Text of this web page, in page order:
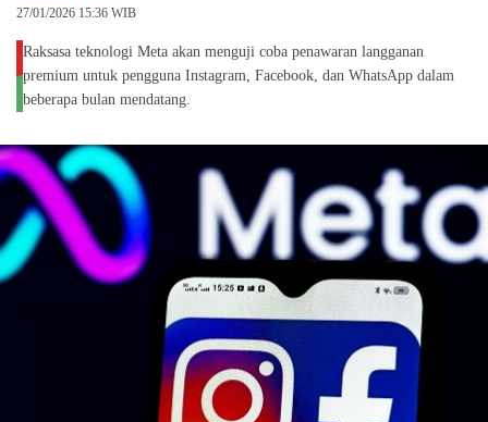
27/01/2026 15:36 WIB
Raksasa teknologi Meta akan menguji coba penawaran langganan
premium untuk pengguna Instagram, Facebook, dan WhatsApp dalam
beberapa bulan mendatang.